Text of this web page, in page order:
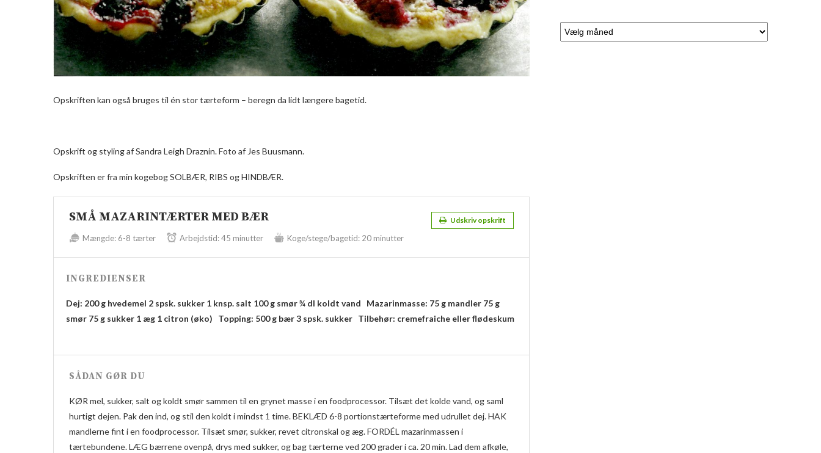
Opskriften kan også bruges til én stor tærteform – beregn da lidt længere bagetid.
Opskrift og styling af Sandra Leigh Draznin. Foto af Jes Buusmann.
Opskriften er fra min kogebog SOLBÆR, RIBS og HINDBÆR.
SMÅ MAZARINTÆRTER MED BÆR Udskriv opskrift
Mængde: 6-8 tærter Arbejdstid:45 minutter Koge/stege/bagetid: 20 minutter
INGREDIENSER
Dej: 200 g hvedemel 2 spsk. sukker 1 knsp. salt 100 g smør¾ dl koldt vand Mazarinmasse: 75 g mandler 75 g
smør 75 g sukker 1 æg 1 citron (øko) Topping: 500 g bær3 spsk. sukker Tilbehør: cremefraiche eller flødeskum
SÅDAN GØR DU
KØR mel, sukker, salt og koldt smør sammen til en grynet masse i en foodprocessor. Tilsæt det kolde vand, og saml
hurtigt dejen. Pak den ind, og stil den koldt i mindst 1 time. BEKLÆD 6-8 portionstærteforme med udrullet dej. HAK
mandlerne fint i en foodprocessor. Tilsæt smør, sukker, revet citronskal og æg. FORDÉL mazarinmassen i
tærtebundene. LÆG bærrene ovenpå, drys med sukker, og bag tærterne ved 200 grader i ca. 20 min. Lad dem afkøle,